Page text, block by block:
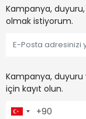
Kampanya,
olmak istiyorum.
Kampanya,
için kayıt olun.